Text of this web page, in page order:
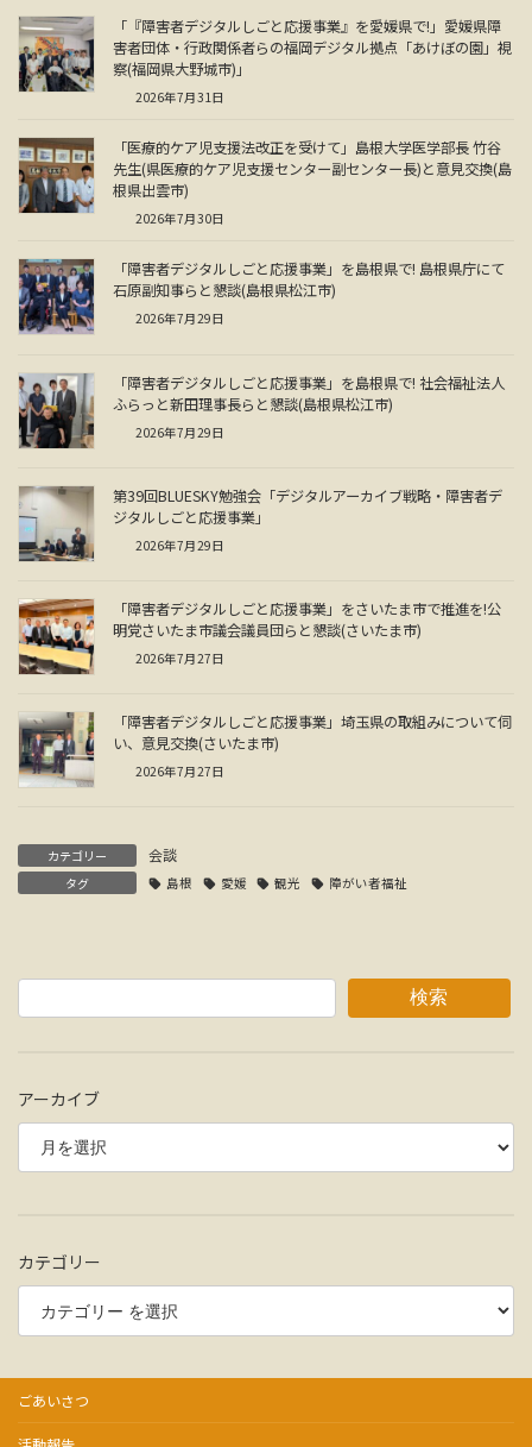
「『障害者デジタルしごと応援事業』を愛媛県で!」愛媛県障
害者団体・行政関係者らの福岡デジタル拠点「あけぼの園」視
察(福岡県大野城市)」
2026年7月31日
「医療的ケア児支援法改正を受けて」島根大学医学部長 竹谷
先生(県医療的ケア児支援センター副センター長)と意見交換(島
根県出雲市)
2026年7月30日
「障害者デジタルしごと応援事業」を島根県で! 島根県庁にて
石原副知事らと懇談(島根県松江市)
2026年7月29日
「障害者デジタルしごと応援事業」を島根県で! 社会福祉法人
ふらっと新田理事長らと懇談(島根県松江市)
2026年7月29日
第39回BLUESKY勉強会「デジタルアーカイブ戦略・障害者デ
ジタルしごと応援事業」
2026年7月29日
「障害者デジタルしごと応援事業」をさいたま市で推進を!公
明党さいたま市議会議員団らと懇談(さいたま市)
2026年7月27日
「障害者デジタルしごと応援事業」埼玉県の取組みについて伺
い、意見交換(さいたま市)
2026年7月27日
カテゴリー 会談
タグ 島根 愛媛 観光 障がい者福祉
検索
アーカイブ
カテゴリー
ごあいさつ